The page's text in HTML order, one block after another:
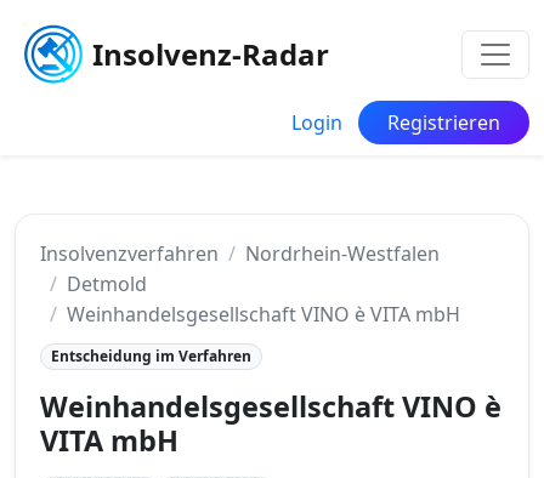
Insolvenz-Radar
Login Registrieren
Insolvenzverfahren
Nordrhein-Westfalen
Detmold
Weinhandelsgesellschaft VINO è VITA mbH
Entscheidung im Verfahren
Weinhandelsgesellschaft VINO è
VITA mbH